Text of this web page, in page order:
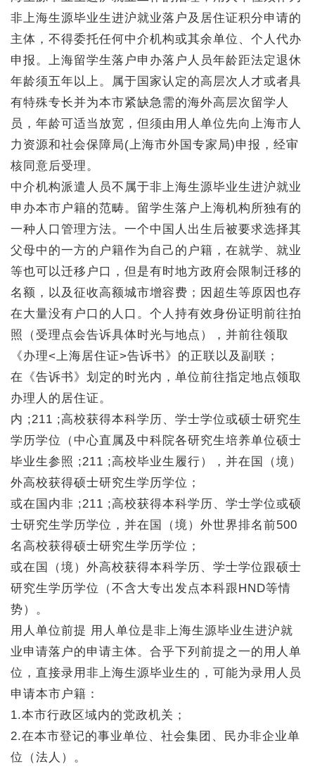
非上海生源毕业生进沪就业落户及居住证积分申请的
主体，不得委托任何中介机构或其余单位、个人代办
申报。上海留学生落户申办落户人员年龄距法定退休
年龄须五年以上。属于国家认定的高层次人才或者具
有特殊专长并为本市紧缺急需的海外高层次留学人
员，年龄可适当放宽，但须由用人单位先向上海市人
力资源和社会保障局(上海市外国专家局)申报，经审
核同意后受理。
中介机构派遣人员不属于非上海生源毕业生进沪就业
申办本市户籍的范畴。留学生落户上海机构所独有的
一种人口管理方法。一个中国人出生后被要求选择其
父母中的一方的户籍作为自己的户籍，在就学、就业
等也可以迁移户口，但是有时地方政府会限制迁移的
名额，以及征收高额城市增容费；因超生等原因也存
在大量没有户口的人口。个人持有效身份证明前往拍
照（受理点会告诉具体时光与地点），并前往领取
《办理<上海居住证>告诉书》的正联以及副联；
在《告诉书》划定的时光内，单位前往指定地点领取
办理人的居住证。
内 ;211 ;高校获得本科学历、学士学位或硕士研究生
学历学位（中心直属及中科院各研究生培养单位硕士
毕业生参照 ;211 ;高校毕业生履行），并在国（境）
外高校获得硕士研究生学历学位；
或在国内非 ;211 ;高校获得本科学历、学士学位或硕
士研究生学历学位，并在国（境）外世界排名前500
名高校获得硕士研究生学历学位；
或在国（境）外高校获得本科学历、学士学位跟硕士
研究生学历学位（不含大专出发点本科跟HND等情
势）。
用人单位前提 用人单位是非上海生源毕业生进沪就
业申请落户的申请主体。合乎下列前提之一的用人单
位，直接录用非上海生源毕业生的，可能为录用人员
申请本市户籍：
1.本市行政区域内的党政机关；
2.在本市登记的事业单位、社会集团、民办非企业单
位（法人）。